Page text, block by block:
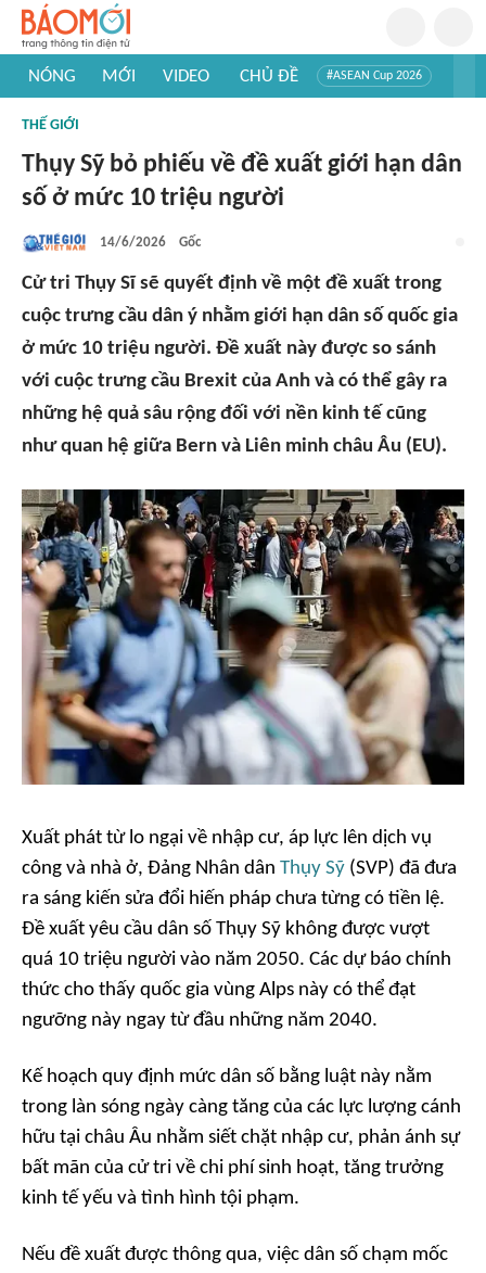
NÓNG MỚI VIDEO CHỦ ĐỀ #ASEAN Cup 2026
#Khám phá thế giới
THẾ GIỚI
Thụy Sỹ bỏ phiếu về đề xuất giới hạn dân
số ở mức 10 triệu người
14/6/2026 Gốc
Cử tri Thụy Sĩ sẽ quyết định về một đề xuất trong
cuộc trưng cầu dân ý nhằm giới hạn dân số quốc gia
ở mức 10 triệu người. Đề xuất này được so sánh
với cuộc trưng cầu Brexit của Anh và có thể gây ra
những hệ quả sâu rộng đối với nền kinh tế cũng
như quan hệ giữa Bern và Liên minh châu Âu (EU).
Xuất phát từ lo ngại về nhập cư, áp lực lên dịch vụ
công và nhà ở, Đảng Nhân dân Thụy Sỹ (SVP) đã đưa
ra sáng kiến sửa đổi hiến pháp chưa từng có tiền lệ.
Đề xuất yêu cầu dân số Thụy Sỹ không được vượt
quá 10 triệu người vào năm 2050. Các dự báo chính
thức cho thấy quốc gia vùng Alps này có thể đạt
ngưỡng này ngay từ đầu những năm 2040.
Kế hoạch quy định mức dân số bằng luật này nằm
trong làn sóng ngày càng tăng của các lực lượng cánh
hữu tại châu Âu nhằm siết chặt nhập cư, phản ánh sự
bất mãn của cử tri về chi phí sinh hoạt, tăng trưởng
kinh tế yếu và tình hình tội phạm.
Nếu đề xuất được thông qua, việc dân số chạm mốc